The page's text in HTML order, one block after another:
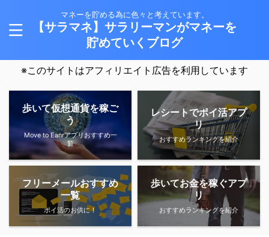
マネーを貯める為に色々と考えています。
【サラマネ】サラリーマンがマネーを
貯めていくブログ
※このサイトはアフィリエイト広告を利用しています
歩いて仮想通貨を稼ご
う
Move to Eanrアプリおすすめ一
覧
レシートでポイ活アプ
リ
おすすめランキングを紹介
フリーメールおすすめ
一覧
ポイ活のお供に！
歩いてお金を稼ぐアプ
リ
おすすめランキングを紹介